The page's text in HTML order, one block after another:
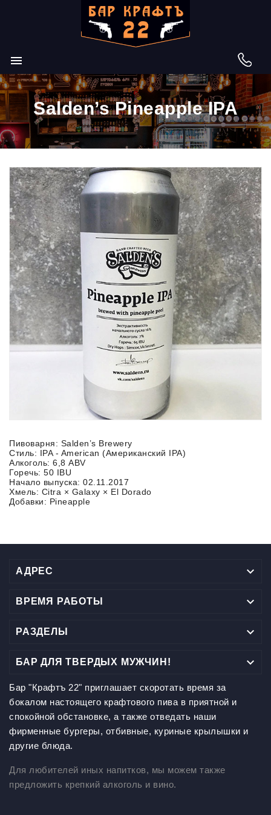

Salden’s Pineapple IPA
Пивоварня: Salden’s Brewery
Стиль: IPA - American (Американский IPA)
Алкоголь: 6,8 ABV
Горечь: 50 IBU
Начало выпуска: 02.11.2017
Хмель: Citra × Galaxy × El Dorado
Добавки: Pineapple
АДРЕС 
ВРЕМЯ РАБОТЫ 
РАЗДЕЛЫ 
БАР ДЛЯ ТВЕРДЫХ МУЖЧИН! 
Бар "Крафтъ 22" приглашает скоротать время за
бокалом настоящего крафтового пива в приятной и
спокойной обстановке, а также отведать наши
фирменные бургеры, отбивные, куриные крылышки и
другие блюда.
Для любителей иных напитков, мы можем также
предложить крепкий алкоголь и вино.